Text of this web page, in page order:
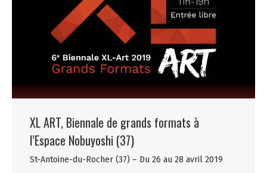
XL ART, Biennale de grands formats à
l’Espace Nobuyoshi (37)
St-Antoine-du-Rocher (37) – Du 26 au 28 avril 2019